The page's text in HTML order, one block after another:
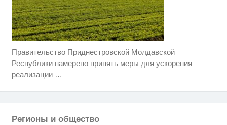
Правительство Приднестровской Молдавской
Республики намерено принять меры для ускорения
реализации …
Регионы и общество
i
Скрытая камера на пляже
когда их не видят...
пересмотришь не раз
смеяться долго